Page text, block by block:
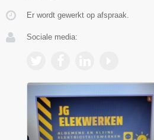
Er wordt gewerkt op afspraak.
Sociale media: